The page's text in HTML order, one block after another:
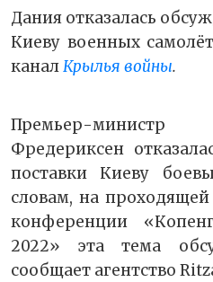
Дания отказалась
Киеву военных
каналКрылья войны.
Премьер-
Фредериксен
поставки Киеву
словам, на
конференции
2022» эта тема
сообщает агентство